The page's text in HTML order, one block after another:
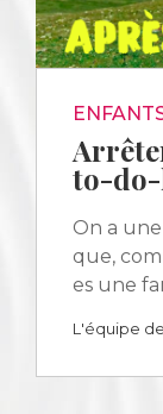
to-
On a
que,
es une
L'équipe